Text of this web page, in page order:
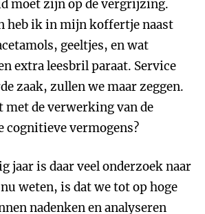
moet zijn op de vergrijzing.
heb ik in mijn koffertje naast
geeltjes, en wat
extra leesbril paraat. Service
zaak, zullen we maar zeggen.
met de verwerking van de
cognitieve vermogens?
jaar is daar veel onderzoek naar
nu weten, is dat we tot op hoge
nadenken en analyseren